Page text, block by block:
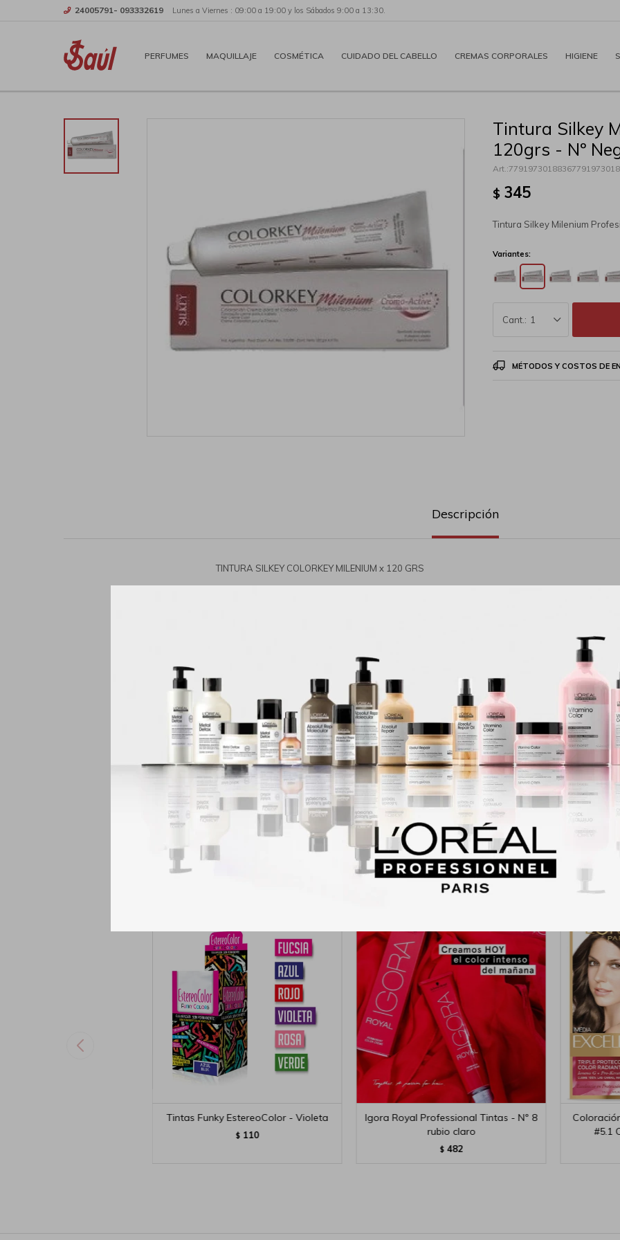
PERFUMES MAQUILLAJE COSMÉTICA CUIDADO DEL CABELLO CREMAS CORPORALES HIGIENE
24005791- 093332619 Lunes a Viernes : 09:00 a 19:00 y los Sábados 9:00 a 13:30.
Tintura Silkey
120grs - Nº
$ 345
Tintura Silkey Milenium
Variantes:
1
MÉTODOS Y COSTOS DE
Descripción
TINTURA SILKEY COLORKEY MILENIUM x 120 GRS
COLORKEY Milenium es tintura para cabellos en crema para el uso profecsional con SISTEMA
La nueva formula CROMO -ACTIVE profundiza la tonalidades.
Alta gama de tonos.
Perfecta cobertura de canas al 100 %.
Sus colorantes ?Cromo-Active? permiten optimizar el proceso de revelado de color para
impacto y reflejos de alta precisión.
Un resultado a medida de la exigencia de los profesionales.
(IMPORTANTE: LUEGO DE REALIZAR LA COMPRA , ACLARAR LOS TONOS SELECCIONADOS VIA
Productos que te pueden interesar
Tintas Funky EstereoColor - Violeta
$ 110
Igora Royal Professional Tintas - Nº 8
rubio claro
$ 482
#5.1